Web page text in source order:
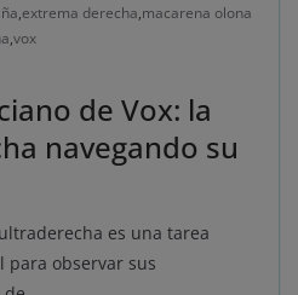
,extrema derecha,macarena olona
,vox
de Vox: la
navegando su
es una tarea
para observar sus